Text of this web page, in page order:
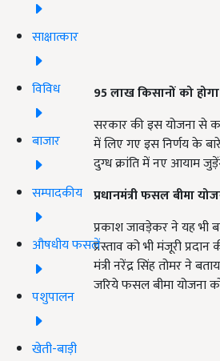
साक्षात्कार
विविध
बाजार
सम्पादकीय
औषधीय फसलें
पशुपालन
खेती-बाड़ी
95 लाख किसानों को
सरकार की इस योजना से
में लिए गए इस निर्णय के
दुग्ध क्रांति में नए आयाम
प्रधानमंत्री फसल बीमा
प्रकाश जावड़ेकर ने यह भी
प्रस्ताव को भी मंजूरी
मंत्री नरेंद्र सिंह तोमर ने
जरिये फसल बीमा योजना